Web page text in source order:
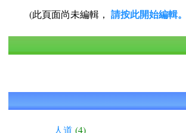
(此頁面尚未編輯， 請按此開始編輯。
人道 (4)